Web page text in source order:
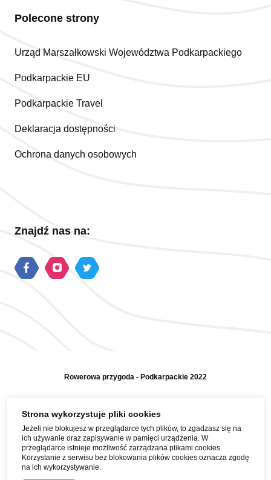
Polecone strony
Urząd Marszałkowski Województwa Podkarpackiego
Podkarpackie EU
Podkarpackie Travel
Deklaracja dostępności
Ochrona danych osobowych
Znajdź nas na:
Rowerowa przygoda - Podkarpackie 2022
Mapa strony
Pomoc i kontakt
Strona wykorzystuje pliki cookies
Jeżeli nie blokujesz w przeglądarce tych plików, to zgadzasz się na
ich używanie oraz zapisywanie w pamięci urządzenia. W
przeglądarce istnieje możliwość zarządzana plikami cookies.
Korzystanie z serwisu bez blokowania plików cookies oznacza zgodę
na ich wykorzystywanie.